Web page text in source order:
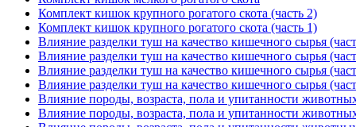
Комплект кишок крупного рогатого скота (часть 2)
Комплект кишок крупного рогатого скота (часть 1)
Влияние разделки туш на качество кишечного сырья
Влияние разделки туш на качество кишечного сырья
Влияние разделки туш на качество кишечного сырья
Влияние разделки туш на качество кишечного сырья
Влияние породы, возраста, пола и упитанности
Влияние породы, возраста, пола и упитанности